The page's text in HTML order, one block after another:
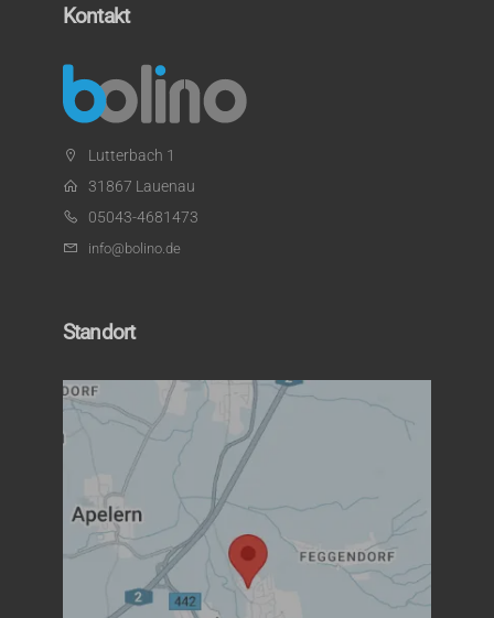
Kontakt
Lutterbach 1
31867 Lauenau
05043-4681473
info@bolino.de
Standort